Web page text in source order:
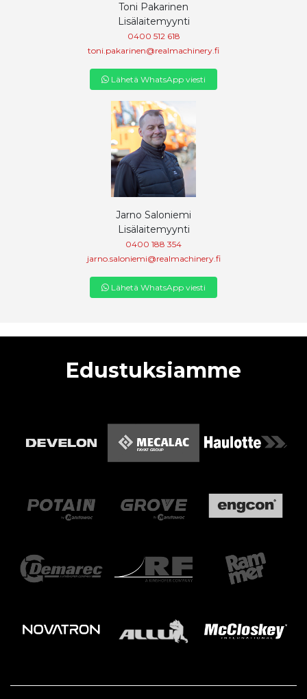
Toni Pakarinen
Lisälaitemyynti
0400 512 618
toni.pakarinen@realmachinery.fi
Lähetä WhatsApp viesti
Jarno Saloniemi
Lisälaitemyynti
0400 188 354
jarno.saloniemi@realmachinery.fi
Lähetä WhatsApp viesti
Edustuksiamme